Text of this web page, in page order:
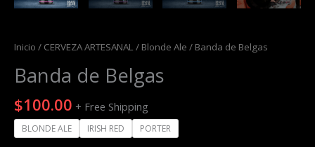
Inicio / CERVEZA ARTESANAL/ Blonde Ale / Banda de Belgas
Banda de Belgas
$100.00 + Free Shipping
BLONDE ALE IRISH RED PORTER